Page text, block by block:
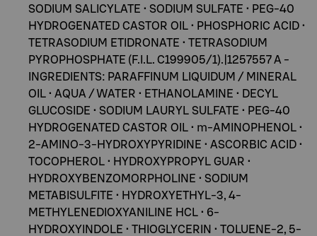
SODIUM SALICYLATE • SODIUM SULFATE • PEG-40
HYDROGENATED CASTOR OIL • PHOSPHORIC ACID •
TETRASODIUM ETIDRONATE • TETRASODIUM
PYROPHOSPHATE (F.I.L. C199905/1).|1257557 A -
INGREDIENTS: PARAFFINUM LIQUIDUM / MINERAL
OIL • AQUA / WATER • ETHANOLAMINE • DECYL
GLUCOSIDE • SODIUM LAURYL SULFATE • PEG-40
HYDROGENATED CASTOR OIL • m-AMINOPHENOL •
2-AMINO-3-HYDROXYPYRIDINE • ASCORBIC ACID •
TOCOPHEROL • HYDROXYPROPYL GUAR •
HYDROXYBENZOMORPHOLINE • SODIUM
METABISULFITE • HYDROXYETHYL-3, 4-
METHYLENEDIOXYANILINE HCL • 6-
HYDROXYINDOLE • THIOGLYCERIN • TOLUENE-2, 5-